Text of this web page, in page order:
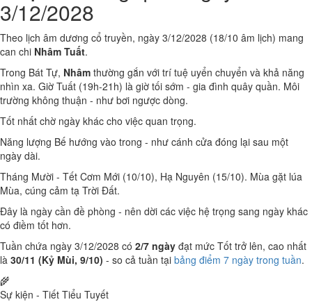
3/12/2028
Theo lịch âm dương cổ truyền, ngày 3/12/2028 (18/10 âm lịch) mang
can chi Nhâm Tuất.
Trong Bát Tự, Nhâm thường gắn với trí tuệ uyển chuyển và khả năng
nhìn xa. Giờ Tuất (19h-21h) là giờ tối sớm - gia đình quây quần. Môi
trường không thuận - như bơi ngược dòng.
Tốt nhất chờ ngày khác cho việc quan trọng.
Năng lượng Bế hướng vào trong - như cánh cửa đóng lại sau một
ngày dài.
Tháng Mười - Tết Cơm Mới (10/10), Hạ Nguyên (15/10). Mùa gặt lúa
Mùa, cúng cảm tạ Trời Đất.
Đây là ngày cần đề phòng - nên dời các việc hệ trọng sang ngày khác
có điềm tốt hơn.
Tuần chứa ngày 3/12/2028 có 2/7 ngày đạt mức Tốt trở lên, cao nhất
là 30/11 (Kỷ Mùi, 9/10) - so cả tuần tại bảng điểm 7 ngày trong tuần.
🌾
Sự kiện - Tiết Tiểu Tuyết